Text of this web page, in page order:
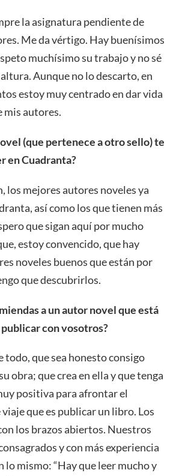
la asignatura pendiente de
Me da vértigo. Hay buenísimos
muchísimo su trabajo y no sé
Aunque no lo descarto, en
estoy muy centrado en dar vida
mis autores.
(que pertenece a otro sello) te
en Cuadranta?
los mejores autores noveles ya
así como los que tienen más
que sigan aquí por mucho
estoy convencido, que hay
noveles buenos que están por
que descubrirlos.
a un autor novel que está
con vosotros?
todo, que sea honesto consigo
obra; que crea en ella y que tenga
positiva para afrontar el
que es publicar un libro. Los
los brazos abiertos. Nuestros
y con más experiencia
lo mismo: “Hay que leer mucho y